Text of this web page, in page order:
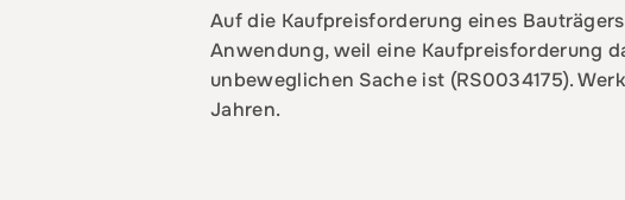
Auf die Kaufpreisforderung eines
Anwendung, weil eine Kaufpreisforderung
unbeweglichen Sache ist (RS0034175).
Jahren.